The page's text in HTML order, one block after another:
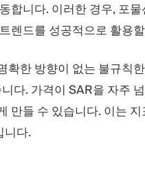
합니다. 이러한 경우, 포
렌드를 성공적으로 활용
확한 방향이 없는 불규칙
다. 가격이 SAR을 자주
만들 수 있습니다. 이는
니다.